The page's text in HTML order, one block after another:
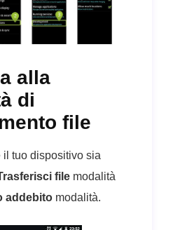
alla
di
file
il tuo dispositivo sia
file modalità
addebito modalità.